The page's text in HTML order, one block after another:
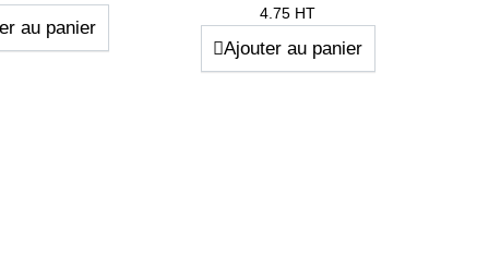
au panier
Prix
4.75 HT
Ajouter au panier